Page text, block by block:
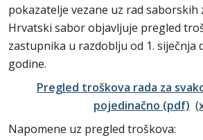
pokazatelje vezane uz rad saborskih
Hrvatski sabor objavljuje pregled
zastupnika u razdoblju od 1. siječnja
godine.
Pregled troškova rada za
pojedinačno (pdf) (
Napomene uz pregled troškova: